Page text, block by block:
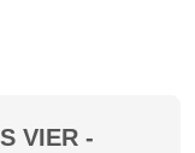
VIER -